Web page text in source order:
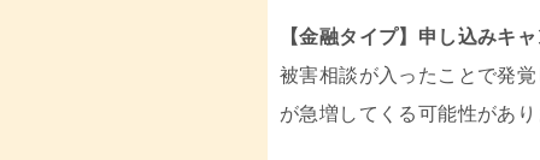
【金融タイプ】申し込みキ
被害相談が入ったことで発
が急増してくる可能性があり